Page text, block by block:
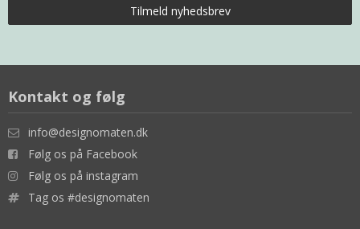
Kontakt og følg
info@designomaten.dk
Følg os på Facebook
Følg os på instagram
Tag os #designomaten